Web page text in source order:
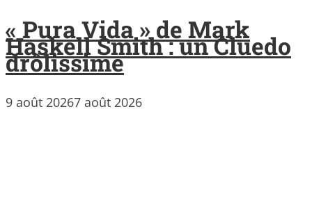
« Pura Vida » de Mark
Haskell Smith : un Cluedo
drôlissime
9 août 20267 août 2026